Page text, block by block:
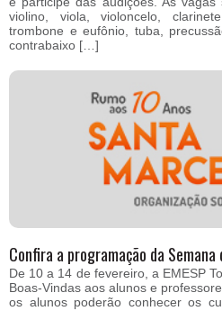
violino, viola, violoncelo,
trombone e eufônio, tuba,
contrabaixo […]
Confira a programação da Semana
De 10 a 14 de fevereiro, a EMESP
Boas-Vindas aos alunos e
os alunos poderão conhecer os